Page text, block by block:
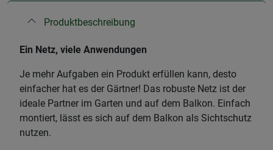
Produktbeschreibung
Ein Netz, viele Anwendungen
Je mehr Aufgaben ein Produkt erfüllen kann, desto
einfacher hat es der Gärtner! Das robuste Netz ist der
ideale Partner im Garten und auf dem Balkon. Einfach
montiert, lässt es sich auf dem Balkon als Sichtschutz
nutzen.